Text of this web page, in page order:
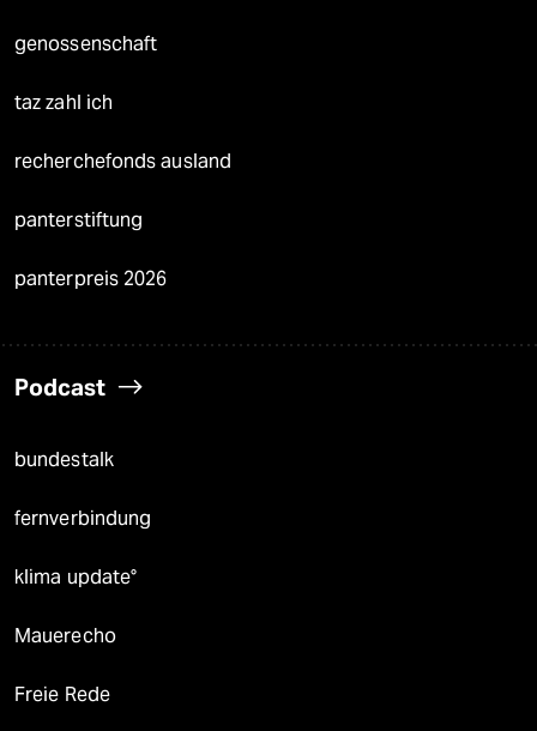
genossenschaft
taz zahl ich
recherchefonds ausland
panterstiftung
panterpreis 2026
Podcast
bundestalk
fernverbindung
klima update°
Mauerecho
Freie Rede